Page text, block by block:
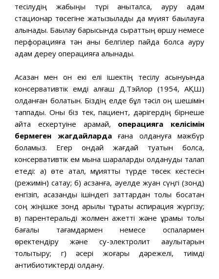
тесілудің жабыңқы түрі анықталса, ауру адам
стационар төсегіне жатқызылады да мүқият бақылауға
алынады. Бақылау барысында сырқаттың өршу немесе
перфорацияға тән анық белгілер пайда болса ауру
адам дереу операцияға алынады.
Асқазан мен он екі елі ішектің тесілу асқынуында
консервативтік емді алғаш Д.Тэйлор (1954, АҚШ)
қолданған болатын. Біздің елде бұл тәсіл оң шешімін
таппады. Оны біз тек, пациент, дәрігердің бірнеше
қайта ескертуіне қарамай, операцияга келісімін
бермеген жагдайлардағана қолдануға мәжбүр
боламыз. Егер ондай жағдай туатын болса,
консервативтік ем мына шараларды қолдануды талап
етеді: а) өте қатал, мұқиятты түрде төсек кестесін
(режимін) сақтау; б) асқзанға, әуелде жуан сүңгі (зонд)
енгізіп, асқазанды ішіндегі заттардан толық босатқан
соң жіңішке зонд арқылы тұрақты аспирация жүргізу;
в) парентеральді жолмен қажетті және құрамы толық
бағалы тағамдармен немесе қоспалармен
қөректендіру және су-электролит ақаулықтарын
толықтыру; г) әсері жоғары дәрежелі, тиімді
антибиотиктерді қолдану.